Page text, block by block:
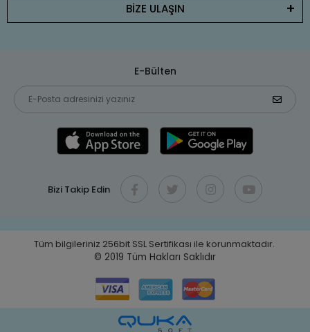
BİZE ULAŞIN
E-Bülten
Bizi Takip Edin
Tüm bilgileriniz 256bit SSL Sertifikası ile korunmaktadır.
© 2019 Tüm Hakları Saklıdır